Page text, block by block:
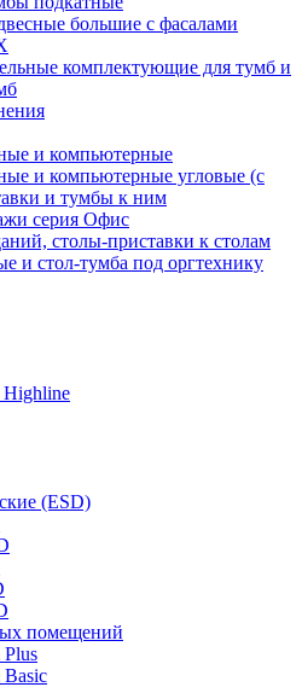
большие с фасалами
комплектующие для тумб и
и компьютерные
и компьютерные угловые (с
и тумбы к ним
серия Офис
столы-приставки к столам
и стол-тумба под оргтехнику
(ESD)
помещений
Plus
Basic